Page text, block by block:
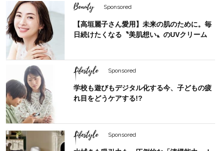
Beauty Sponsored
【高垣麗子さん愛用】未来の肌のために。毎
日続けたくなる〝美肌想い〟のUVクリーム
Lifestyle Sponsored
学校も遊びもデジタル化する今、子どもの疲
れ目をどうケアする!?
Lifestyle Sponsored